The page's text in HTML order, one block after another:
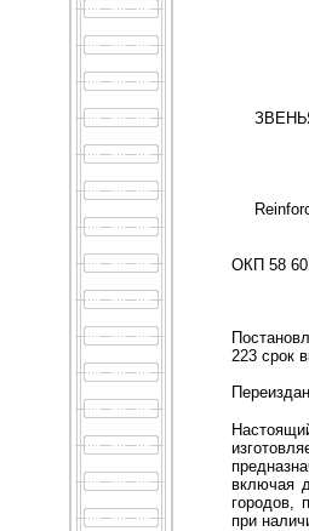
ОКП 58
223 срок
включая
городов,
при